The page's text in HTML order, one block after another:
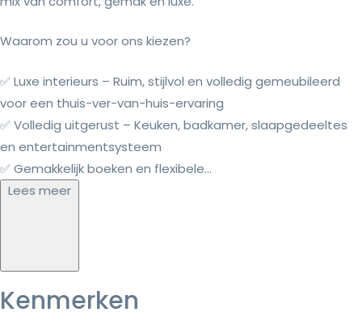
Waarom zou u voor ons kiezen?
✅ Luxe interieurs – Ruim, stijlvol en volledig gemeubileerd
voor een thuis-ver-van-huis-ervaring
✅ Volledig uitgerust – Keuken, badkamer, slaapgedeeltes
en entertainmentsysteem
✅ Gemakkelijk boeken en flexibele...
Lees meer
Kenmerken